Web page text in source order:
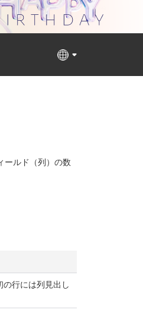
ールド（列）の数
行には列見出し